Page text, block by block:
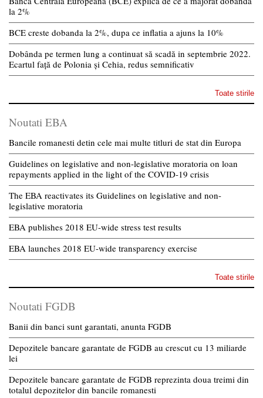
la 2%
BCE creste dobanda la 2%, dupa ce inflatia a ajuns la 10%
Dobânda pe termen lung a continuat să scadă in septembrie 2022.
Ecartul față de Polonia și Cehia, redus semnificativ
Toate stirile
Noutati EBA
Bancile romanesti detin cele mai multe titluri de stat din Europa
Guidelines on legislative and non-legislative moratoria on loan
repayments applied in the light of the COVID-19 crisis
The EBA reactivates its Guidelines on legislative and non-
legislative moratoria
EBA publishes 2018 EU-wide stress test results
EBA launches 2018 EU-wide transparency exercise
Toate stirile
Noutati FGDB
Banii din banci sunt garantati, anunta FGDB
Depozitele bancare garantate de FGDB au crescut cu 13 miliarde
lei
Depozitele bancare garantate de FGDB reprezinta doua treimi din
totalul depozitelor din bancile romanesti